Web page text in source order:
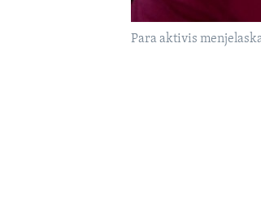
Para aktivis